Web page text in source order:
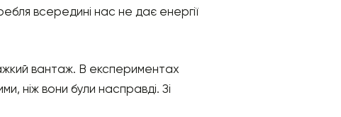
всередині нас не дає енергії
вантаж. В експериментах
ніж вони були насправді. Зі